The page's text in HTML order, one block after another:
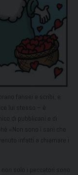
farisei e scribi, e
lui stesso – è
di pubblicani e di
«Non sono i sani che
infatti a chiamare i
solo i peccatori sono